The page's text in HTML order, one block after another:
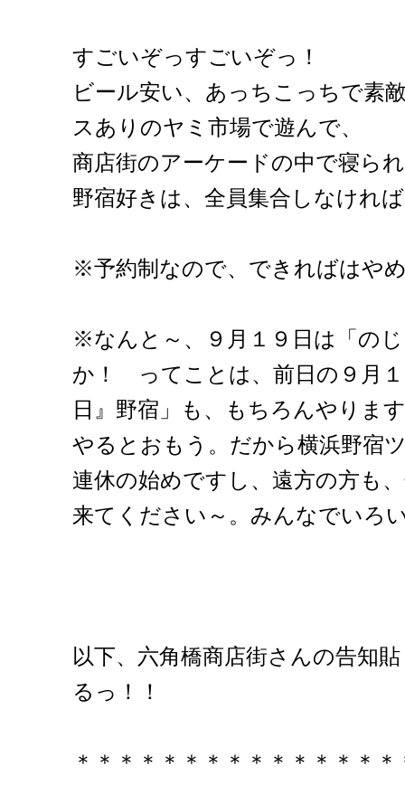
すごいぞっすごいぞっ！
ビール安い、あっちこっちで素
スありのヤミ市場で遊んで、
商店街のアーケードの中で寝ら
野宿好きは、全員集合しなけれ
※予約制なので、できればはや
※なんと～、９月１９日は「の
か！ ってことは、前日の９月
日』野宿」も、もちろんやりま
やるとおもう。だから横浜野宿
連休の始めですし、遠方の方も
来てください～。みんなでいろ
以下、六角橋商店街さんの告知
るっ！！
＊＊＊＊＊＊＊＊＊＊＊＊＊＊